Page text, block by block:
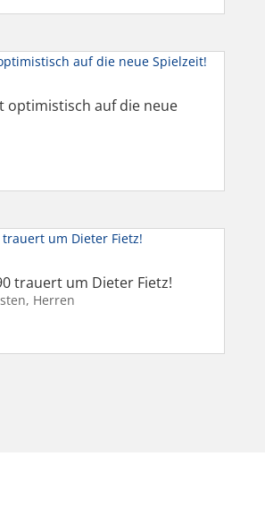
optimistisch auf die neue
trauert um Dieter Fietz!
, Herren